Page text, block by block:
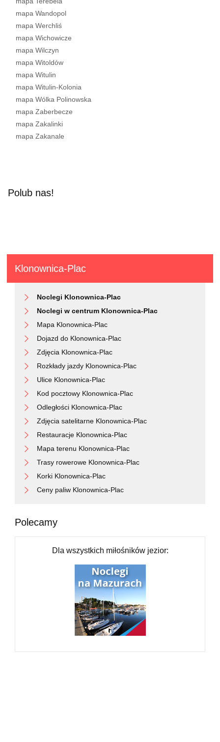
mapa Wandopol
mapa Werchliś
mapa Wichowicze
mapa Wilczyn
mapa Witoldów
mapa Witulin
mapa Witulin-Kolonia
mapa Wólka Polinowska
mapa Zaberbecze
mapa Zakalinki
mapa Zakanale
Polub nas!
Klonownica-Plac
Noclegi Klonownica-Plac
Noclegi w centrum Klonownica-Plac
Mapa Klonownica-Plac
Dojazd do Klonownica-Plac
Zdjęcia Klonownica-Plac
Rozkłady jazdy Klonownica-Plac
Ulice Klonownica-Plac
Kod pocztowy Klonownica-Plac
Odległości Klonownica-Plac
Zdjęcia satelitarne Klonownica-Plac
Restauracje Klonownica-Plac
Mapa terenu Klonownica-Plac
Trasy rowerowe Klonownica-Plac
Korki Klonownica-Plac
Ceny paliw Klonownica-Plac
Polecamy
Dla wszystkich miłośników jezior: